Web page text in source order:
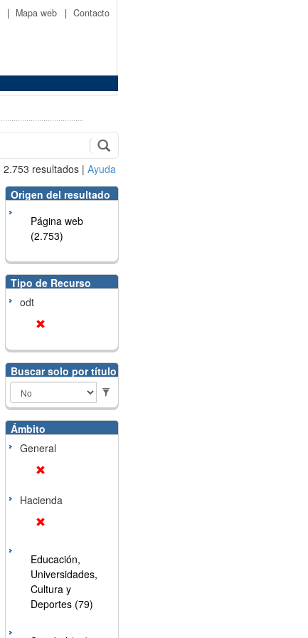
| Mapa web | Contacto
2.753 resultados | Ayuda
Origen del resultado
Página web
(2.753)
Tipo de Recurso
odt
Buscar solo por título
Ámbito
General
Hacienda
Educación,
Universidades,
Cultura y
Deportes (79)